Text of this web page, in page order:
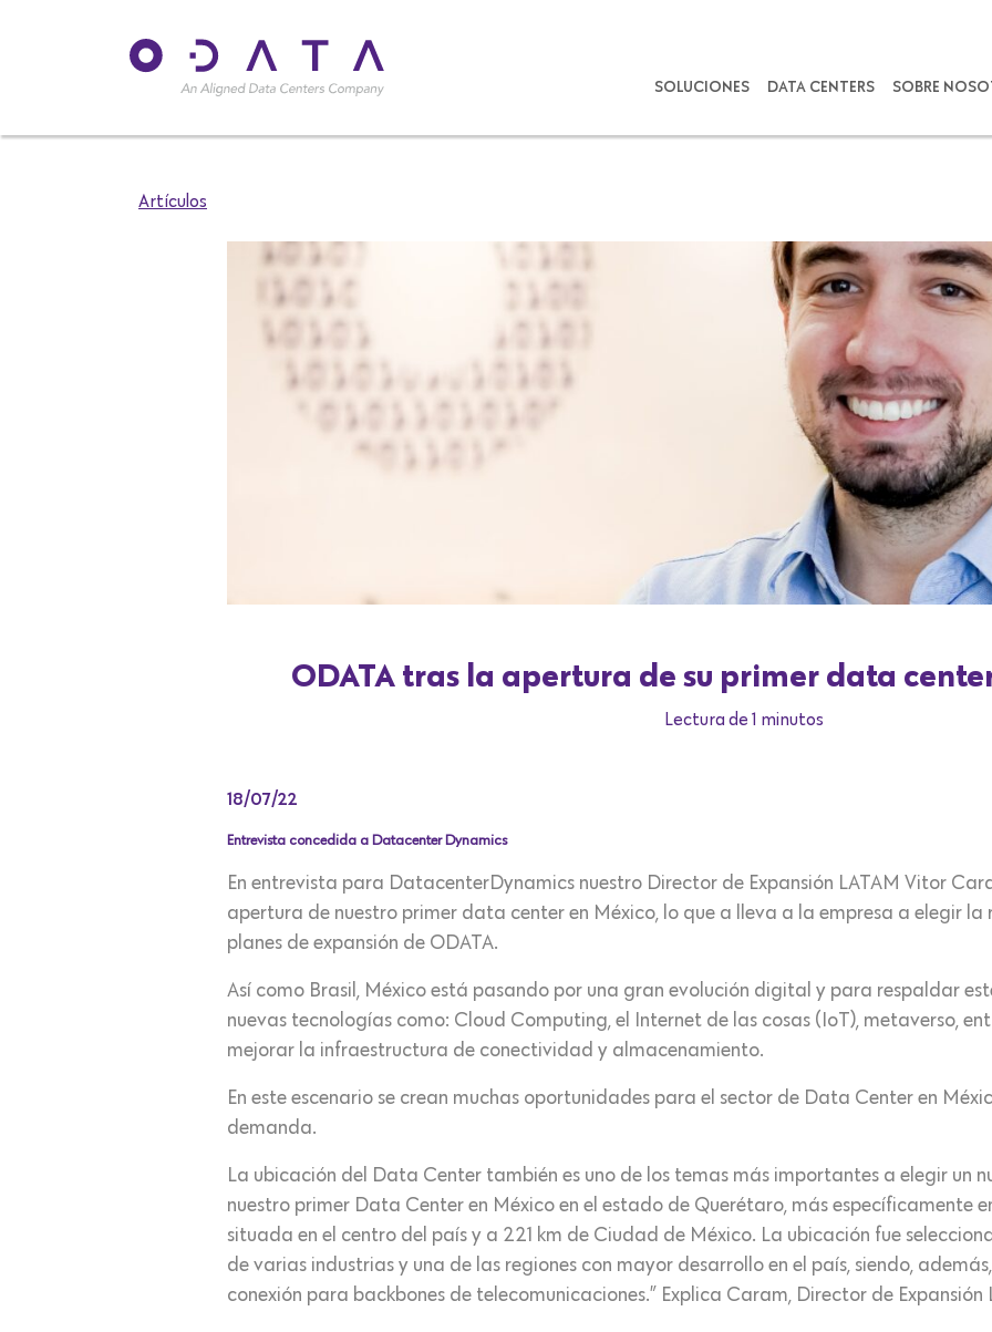
SOLUCIONES DATA CENTERS SOBRE
Artículos
ODATA tras la apertura de su primer data
Lectura de 1 minutos
18/07/22
Entrevista concedida a Datacenter Dynamics
En entrevista para DatacenterDynamics nuestro Director de Expansión LATAM Vitor
apertura de nuestro primer data center en México, lo que a lleva a la empresa a elegir la
planes de expansión de ODATA.
Así como Brasil, México está pasando por una gran evolución digital y para respaldar
nuevas tecnologías como: Cloud Computing, el Internet de las cosas (IoT), metaverso,
mejorar la infraestructura de conectividad y almacenamiento.
En este escenario se crean muchas oportunidades para el sector de Data Center en
demanda.
La ubicación del Data Center también es uno de los temas más importantes a elegir un
nuestro primer Data Center en México en el estado de Querétaro, más específicamente
situada en el centro del país y a 221 km de Ciudad de México. La ubicación fue
de varias industrias y una de las regiones con mayor desarrollo en el país, siendo,
conexión para backbones de telecomunicaciones.” Explica Caram, Director de Expansión